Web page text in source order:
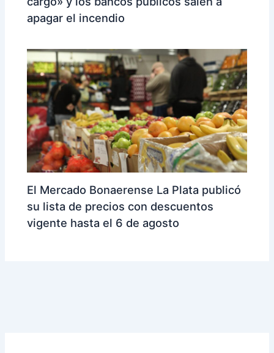
apagar el incendio
El Mercado Bonaerense La Plata publicó
su lista de precios con descuentos
vigente hasta el 6 de agosto